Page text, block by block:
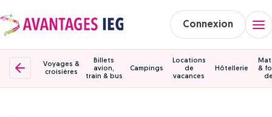
Connexion
Voyages &
croisières
Billets
avion,
train & bus
Campings
Locations
de
vacances
Hôtellerie
&